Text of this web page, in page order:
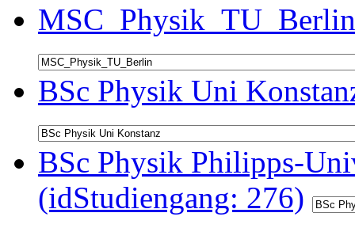
BSc Physik Uni
BSc Physik Philipps-
(idStudiengang: 276)